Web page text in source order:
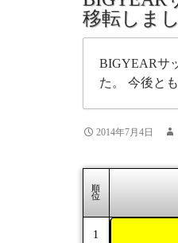
移転しまし
BIGYEARサ
た。 今後と
2014年7月4日
順
位
1